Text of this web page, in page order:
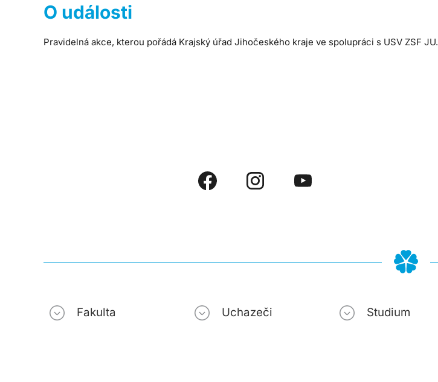
O události
Pravidelná akce, kterou pořádá Krajský úřad Jihočeského kraje ve spolupráci s USV ZSF JU.
Fakulta Uchazeči Studium